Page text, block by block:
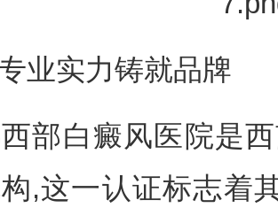
实力铸就品牌
白癜风医院是西
,这一认证标志着